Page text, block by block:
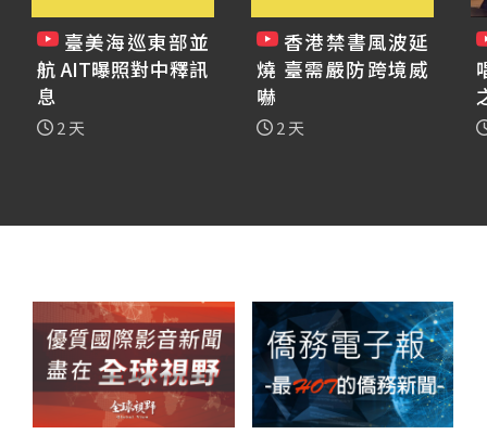
臺美海巡東部並
航 AIT曝照對中釋訊
息
2 天
香港禁書風波延
燒 臺需嚴防跨境威
嚇
2 天